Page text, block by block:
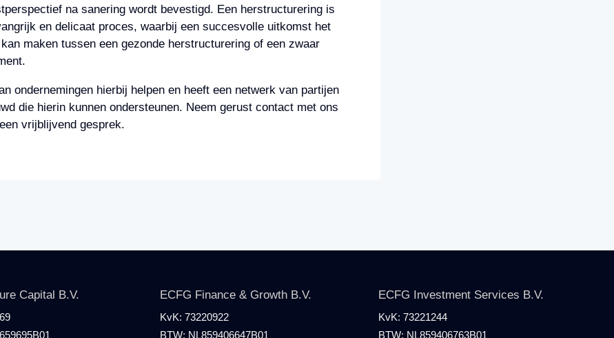
na sanering wordt bevestigd. Een herstructurering is
en delicaat proces, waarbij een succesvolle uitkomst het
maken tussen een gezonde herstructurering of een zwaar
ondernemingen hierbij helpen en heeft een netwerk van partijen
die hierin kunnen ondersteunen. Neem gerust contact met ons
vrijblijvend gesprek.
Capital B.V. ECFG Finance & Growth B.V.
KvK: 73220922
BTW: NL859406647B01
ECFG Investment Services B.V.
KvK: 73221244
BTW: NL859406763B01